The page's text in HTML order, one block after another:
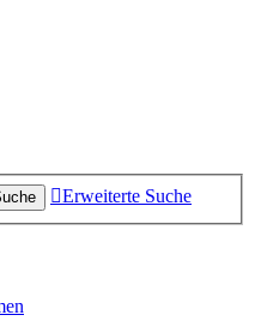
Erweiterte Suche